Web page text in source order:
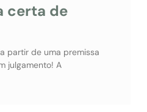
certa de
partir de uma premissa
julgamento! A